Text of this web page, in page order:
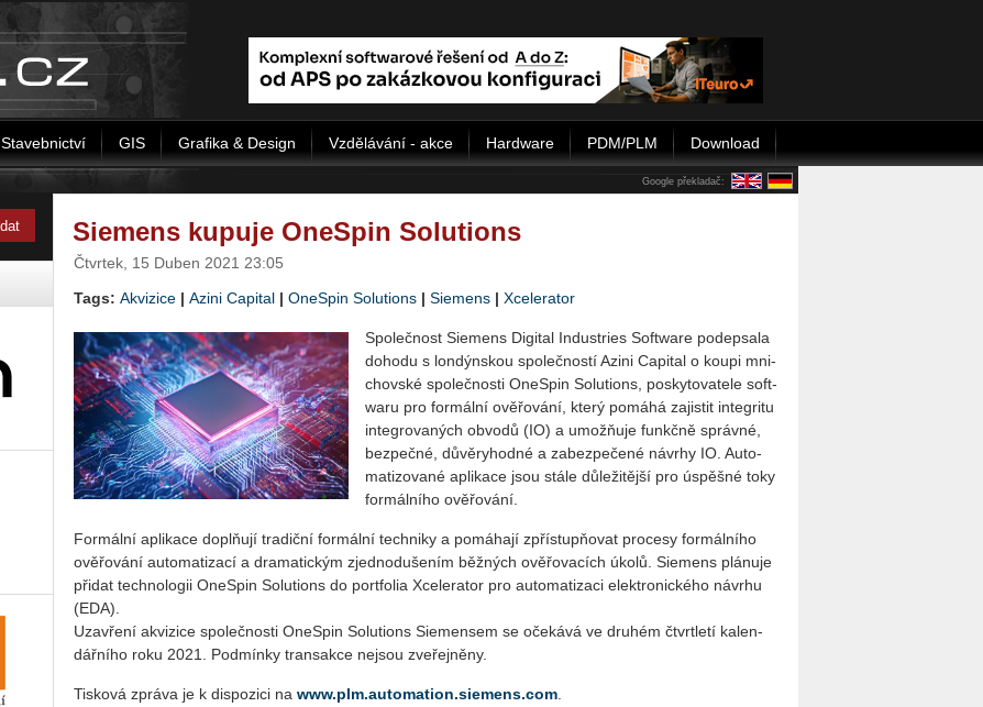
Stavebnictví GIS Grafika & Design Vzdělávání - akce Hardware PDM/PLM Download
Google překladač:
Siemens kupuje OneSpin Solutions
Čtvrtek, 15 Duben 2021 23:05
Tags: Akvizice | Azini Capital | OneSpin Solutions | Siemens | Xcelerator
Spo­leč­nost Si­e­mens Di­gi­tal In­dustries Soft­ware po­de­psa­la
do­ho­du s lon­dýn­skou spo­leč­nos­tí Azini Ca­pi­tal o koupi mni­
chov­ské spo­leč­nos­ti One­Spin So­lu­ti­ons, po­sky­to­va­te­le soft­
wa­ru pro for­mál­ní ově­řo­vá­ní, který po­má­há za­jis­tit in­te­gri­tu
in­te­gro­va­ných ob­vo­dů (IO) a umožňuje funkč­ně správ­né,
bez­peč­né, dů­vě­ry­hod­né a za­bez­pe­če­né ná­vrhy IO. Au­to­
ma­ti­zo­va­né apli­ka­ce jsou stále dů­le­ži­těj­ší pro úspěš­né toky
for­mál­ní­ho ově­řo­vá­ní.
For­mál­ní apli­ka­ce doplňují tra­dič­ní for­mál­ní tech­ni­ky a po­má­ha­jí zpří­stupňovat pro­ce­sy for­mál­ní­ho
ově­řo­vá­ní au­to­ma­ti­za­cí a dra­ma­tic­kým zjed­no­du­še­ním běž­ných ově­řo­va­cích úkolů. Si­e­mens plá­nu­je
při­dat tech­no­lo­gii One­Spin So­lu­ti­ons do port­fo­lia Xce­le­ra­tor pro au­to­ma­ti­za­ci elek­tro­nic­ké­ho ná­vr­hu
(EDA).
Uza­vře­ní akvi­zi­ce spo­leč­nos­ti One­Spin So­lu­ti­ons Si­e­mensem se oče­ká­vá ve dru­hém čtvrt­le­tí ka­len­
dář­ní­ho roku 2021. Pod­mín­ky trans­ak­ce nejsou zve­řej­ně­ny.
Tisková zpráva je k dispozici na www.plm.automation.siemens.com